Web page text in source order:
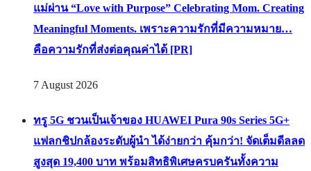
แม่ผ่าน “Love with Purpose” Celebrating Mom. Creating
Meaningful Moments. เพราะความรักที่มีความหมาย…
คือความรักที่ส่งต่อคุณค่าได้ [PR]
7 August 2026
ทรู 5G ชวนเป็นเจ้าของ HUAWEI Pura 90s Series 5G+
แฟลกชิปกล้องระดับผู้นำ ได้ง่ายกว่า คุ้มกว่า! จัดเต็มดีลลด
สูงสุด 19,400 บาท พร้อมสิทธิพิเศษครบครันทั้งความ